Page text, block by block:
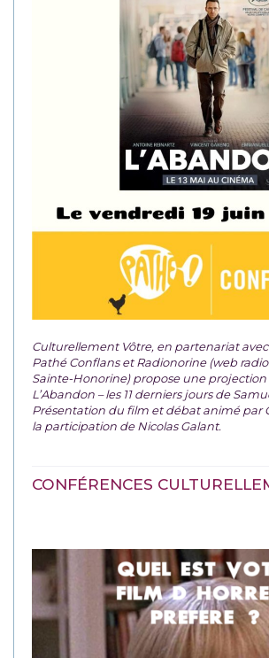
Culturellement Vôtre, en partenariat
Pathé Conflans et Radionorine (web
Sainte-Honorine) propose une
L’Abandon – les 11 derniers jours de
Présentation du film et débat animé par
la participation de Nicolas Galant.
CONFÉRENCES